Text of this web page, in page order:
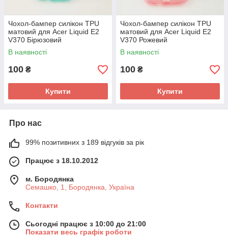
Чохол-бампер силікон TPU
матовий для Acer Liquid E2
V370 Бірюзовий
В наявності
100 ₴
Купити
Чохол-бампер силікон TPU
матовий для Acer Liquid E2
V370 Рожевий
В наявності
100 ₴
Купити
Про нас
99% позитивних з 189 відгуків за рік
Працює з 18.10.2012
м. Бородянка
Семашко, 1, Бородянка, Україна
Контакти
Сьогодні працює з 10:00 до 21:00
Показати весь графік роботи